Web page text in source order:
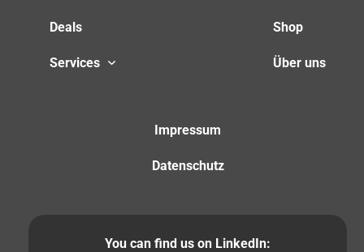
Deals
Services
Shop
Über uns
Impressum
Datenschutz
You can find us on LinkedIn: